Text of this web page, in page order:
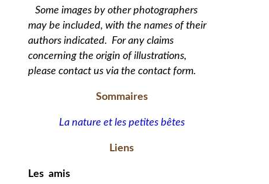
Some images by other photographers
may be included, with the names of their
authors indicated. For any claims
concerning the origin of illustrations,
please contact us via the contact form.
Sommaires
La nature et les petites bêtes
Liens
Les amis